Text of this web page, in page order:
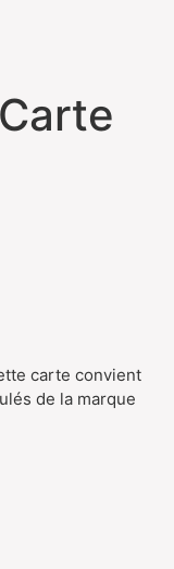
carte convient
de la marque